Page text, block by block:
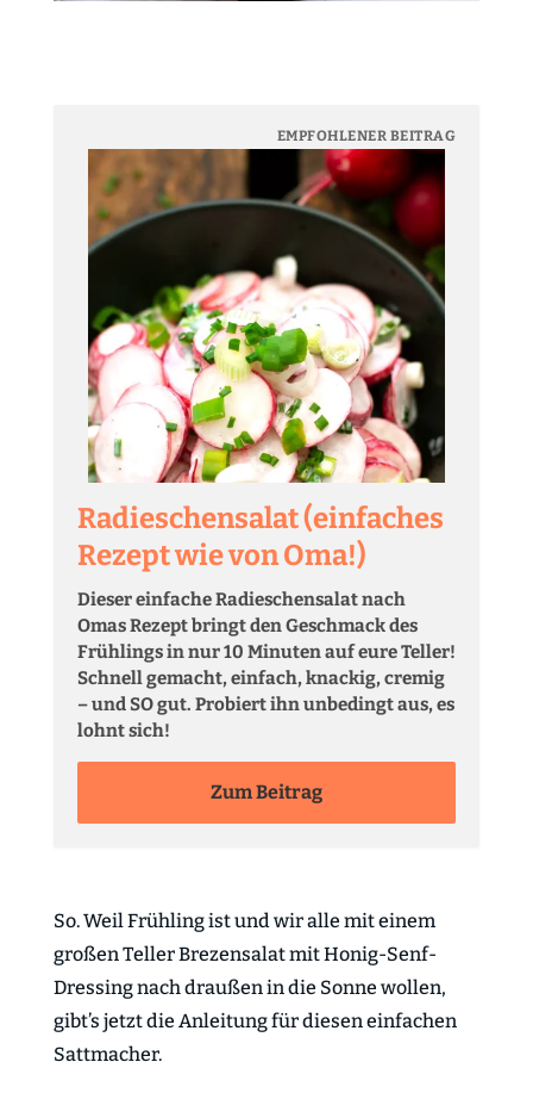
EMPFOHLENER BEITRAG
Radieschensalat (einfaches
Rezept wie von Oma!)
Dieser einfache Radieschensalat nach
Omas Rezept bringt den Geschmack des
Frühlings in nur 10 Minuten auf eure Teller!
Schnell gemacht, einfach, knackig, cremig
– und SO gut. Probiert ihn unbedingt aus, es
lohnt sich!
Zum Beitrag
So. Weil Frühling ist und wir alle mit einem
großen Teller Brezensalat mit Honig-Senf-
Dressing nach draußen in die Sonne wollen,
gibt’s jetzt die Anleitung für diesen einfachen
Sattmacher.